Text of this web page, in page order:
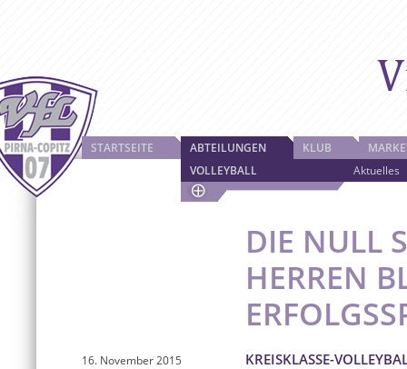
STARTSEITE
ABTEILUNGEN
VOLLEYBALL
Aktuelles
KLUB
DIE NULL
HERREN
KREISKLASSE-
16. November 2015